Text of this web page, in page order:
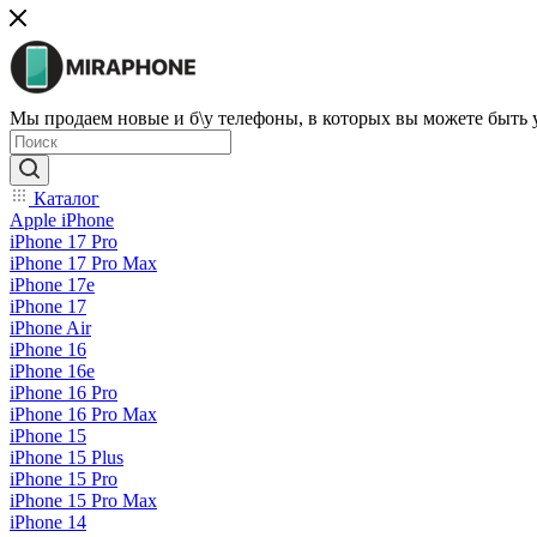
Мы продаем новые и б\у телефоны, в которых вы можете быть
Каталог
Apple iPhone
iPhone 17 Pro
iPhone 17 Pro Max
iPhone 17e
iPhone 17
iPhone Air
iPhone 16
iPhone 16e
iPhone 16 Pro
iPhone 16 Pro Max
iPhone 15
iPhone 15 Plus
iPhone 15 Pro
iPhone 15 Pro Max
iPhone 14